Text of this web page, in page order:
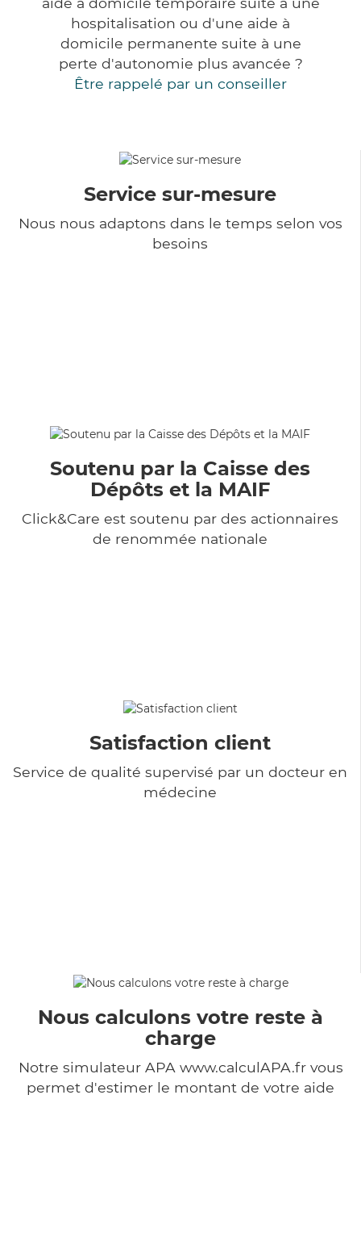
hospitalisation ou d'une aide à
domicile permanente suite à une
perte d'autonomie plus avancée ?
Être rappelé par un conseiller
Service sur-mesure
Nous nous adaptons dans le temps selon vos
besoins
Soutenu par la Caisse des
Dépôts et la MAIF
Click&Care est soutenu par des actionnaires
de renommée nationale
Satisfaction client
Service de qualité supervisé par un docteur en
médecine
Nous calculons votre reste à
charge
Notre simulateur APA www.calculAPA.fr vous
permet d'estimer le montant de votre aide